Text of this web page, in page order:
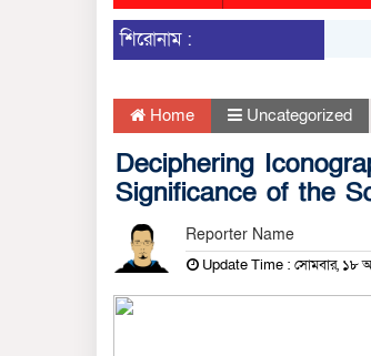
শিরোনাম :
Home Uncategorized
Deciphering
Significance of the
Reporter Name
Update Time : সোমবার, ১৮